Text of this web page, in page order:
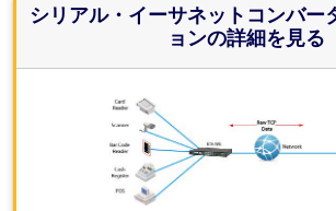
シリアル・イーサネットコンバー
ョンの詳細を見る